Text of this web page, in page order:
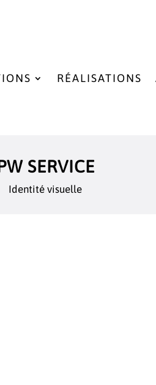
RÉALISATIONS
SERVICE
Identité visuelle